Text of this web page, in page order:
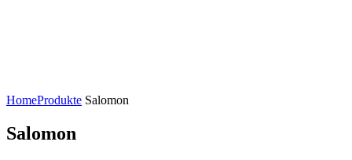
HomeProdukte Salomon
Salomon